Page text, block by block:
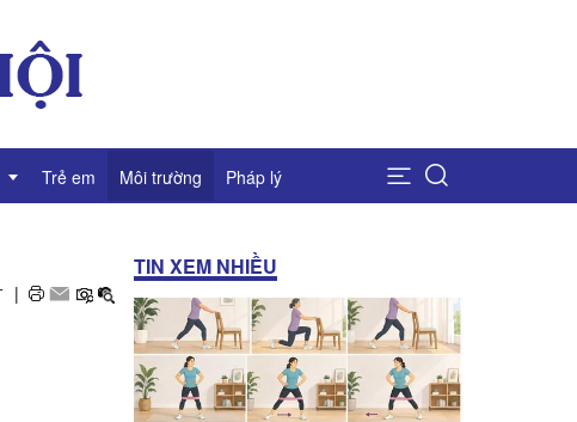
Trẻ em Môi trường Pháp lý
|
TIN XEM NHIỀU